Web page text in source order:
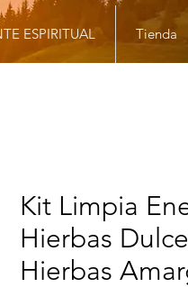
ESPIRITUAL Tienda
Kit Limpia
Hierbas
Hierbas